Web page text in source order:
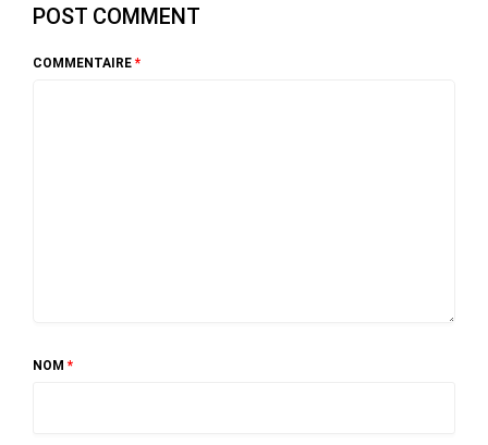
POST COMMENT
COMMENTAIRE *
NOM *